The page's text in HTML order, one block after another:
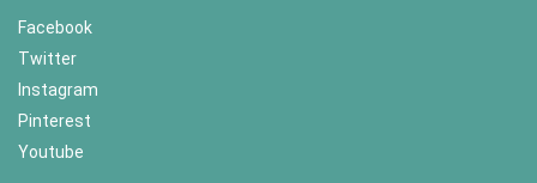
Facebook
Twitter
Instagram
Pinterest
Youtube